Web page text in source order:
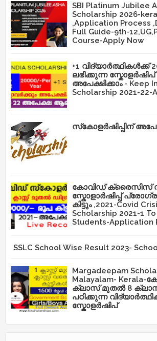
SBI Platinum Jubilee
Scholarship 2026-
,Application Process
Full Guide-9th-
Course-Apply Now
+1 വിദ്യാർത്ഥികൾക്ക്
ലഭിക്കുന്ന
അപേക്ഷിക്കാം - Keep
Scholarship 2021-22-
സ്‌കോളർഷിപ്പിന്
കോവിഡ് ക്രൈസിസ്
സ്കോളാർഷിപ്പ്
കിട്ടും ,2021-Covid
Scholarship 2021-1
Students-Application
SSLC School Wise Result 2023-
Margadeepam
Malayalam- Kerala-
ക്ലാസ് മുതൽ 8
പഠിക്കുന്ന
സ്കോളർഷിപ്